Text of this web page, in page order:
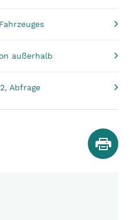
außerhalb
Abfrage